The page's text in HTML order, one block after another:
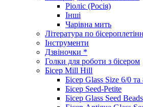
Ріоліс (Росія)
Інші
Чарівна мить
Література по
Інструменти
Дзвіночки *
Голки для роботи з бісером
Бісер Mill Hill
Бісер Glass Size 6/0 та
Бісер Seed-Petite
Бісер Glass Seed Beads